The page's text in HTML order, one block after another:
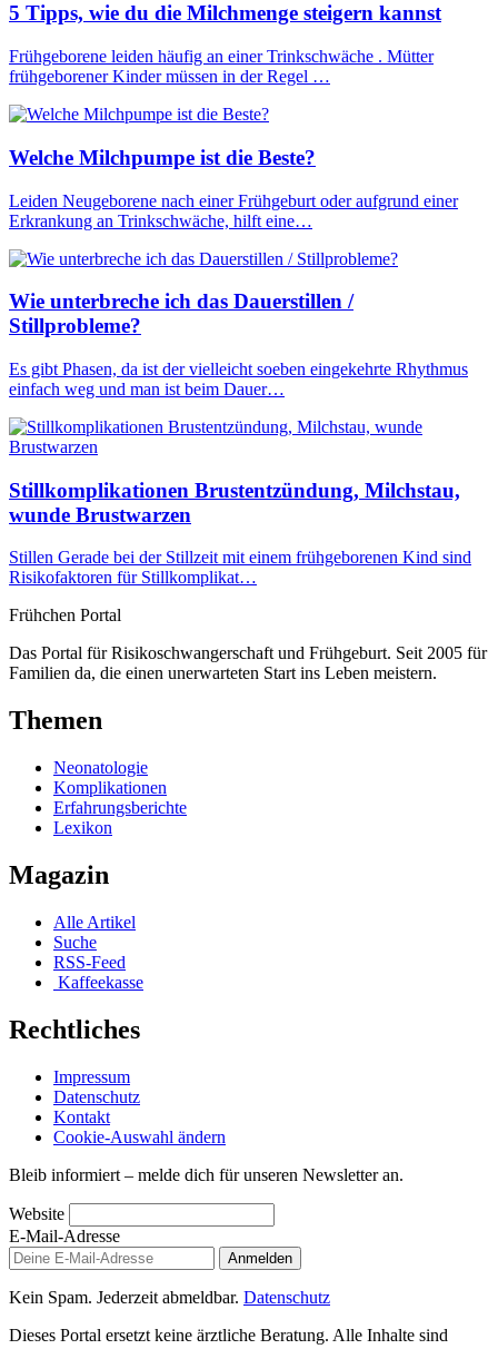
5 Tipps, wie du die Milchmenge steigern kannst
Frühgeborene leiden häufig an einer Trinkschwäche . Mütter
frühgeborener Kinder müssen in der Regel …
Welche Milchpumpe ist die Beste?
Leiden Neugeborene nach einer Frühgeburt oder aufgrund einer
Erkrankung an Trinkschwäche, hilft eine…
Wie unterbreche ich das Dauerstillen /
Stillprobleme?
Es gibt Phasen, da ist der vielleicht soeben eingekehrte Rhythmus
einfach weg und man ist beim Dauer…
Stillkomplikationen Brustentzündung, Milchstau,
wunde Brustwarzen
Stillen Gerade bei der Stillzeit mit einem frühgeborenen Kind sind
Risikofaktoren für Stillkomplikat…
Frühchen Portal
Das Portal für Risikoschwangerschaft und Frühgeburt. Seit 2005 für
Familien da, die einen unerwarteten Start ins Leben meistern.
Themen
Neonatologie
Komplikationen
Erfahrungsberichte
Lexikon
Magazin
Alle Artikel
Suche
RSS-Feed
Kaffeekasse
Rechtliches
Impressum
Datenschutz
Kontakt
Cookie-Auswahl ändern
Bleib informiert – melde dich für unseren Newsletter an.
Website
E-Mail-Adresse
Anmelden
Kein Spam. Jederzeit abmeldbar. Datenschutz
Dieses Portal ersetzt keine ärztliche Beratung. Alle Inhalte sind